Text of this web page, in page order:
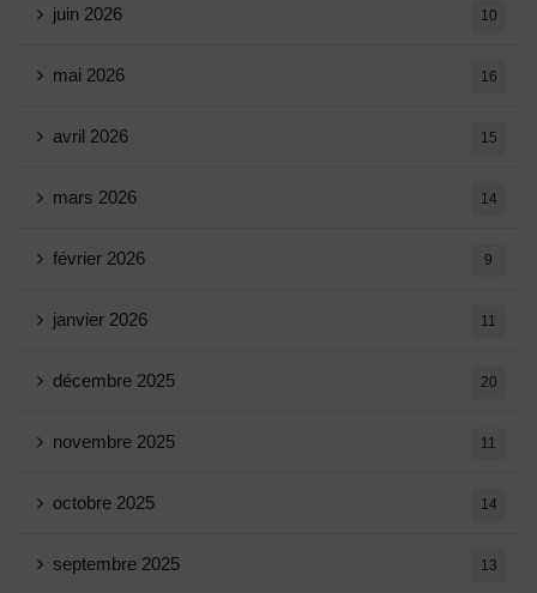
juin 2026 10
mai 2026 16
avril 2026 15
mars 2026 14
février 2026 9
janvier 2026 11
décembre 2025 20
novembre 2025 11
octobre 2025 14
septembre 2025 13